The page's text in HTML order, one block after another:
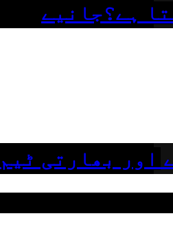
ہے؟جانیے
اور بھارتی